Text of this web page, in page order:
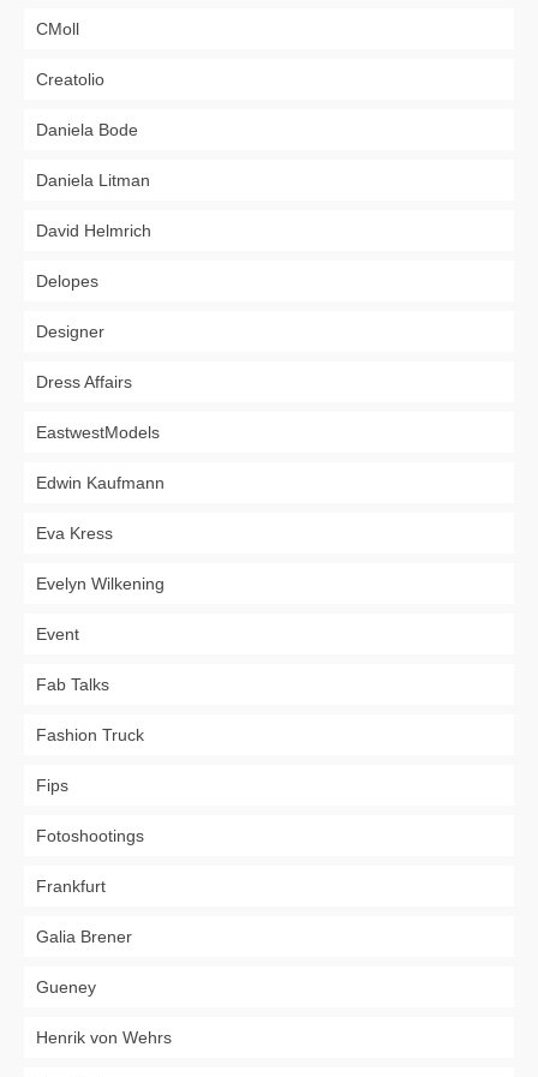
CMoll
Creatolio
Daniela Bode
Daniela Litman
David Helmrich
Delopes
Designer
Dress Affairs
EastwestModels
Edwin Kaufmann
Eva Kress
Evelyn Wilkening
Event
Fab Talks
Fashion Truck
Fips
Fotoshootings
Frankfurt
Galia Brener
Gueney
Henrik von Wehrs